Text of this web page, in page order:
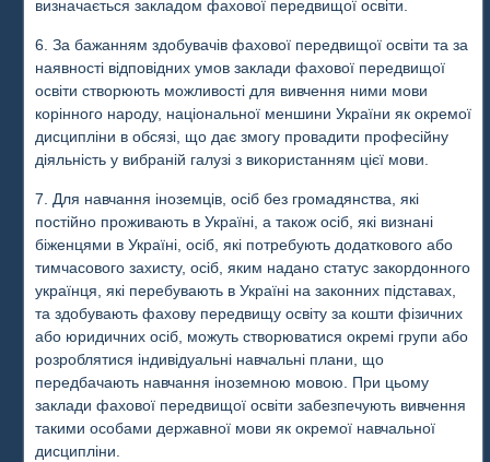
визначається закладом фахової передвищої освіти.
6. За бажанням здобувачів фахової передвищої освіти та за
наявності відповідних умов заклади фахової передвищої
освіти створюють можливості для вивчення ними мови
корінного народу, національної меншини України як окремої
дисципліни в обсязі, що дає змогу провадити професійну
діяльність у вибраній галузі з використанням цієї мови.
7. Для навчання іноземців, осіб без громадянства, які
постійно проживають в Україні, а також осіб, які визнані
біженцями в Україні, осіб, які потребують додаткового або
тимчасового захисту, осіб, яким надано статус закордонного
українця, які перебувають в Україні на законних підставах,
та здобувають фахову передвищу освіту за кошти фізичних
або юридичних осіб, можуть створюватися окремі групи або
розроблятися індивідуальні навчальні плани, що
передбачають навчання іноземною мовою. При цьому
заклади фахової передвищої освіти забезпечують вивчення
такими особами державної мови як окремої навчальної
дисципліни.